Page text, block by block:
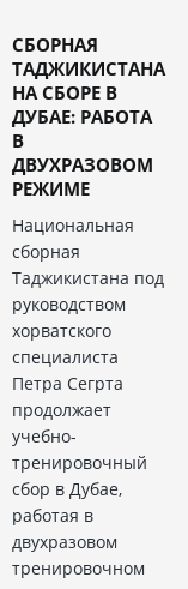
СБОРНАЯ
ТАДЖИКИСТАНА
НА СБОРЕ В
ДУБАЕ: РАБОТА
В
ДВУХРАЗОВОМ
РЕЖИМЕ
Национальная
сборная
Таджикистана под
руководством
хорватского
специалиста
Петра Сегрта
продолжает
учебно-
тренировочный
сбор в Дубае,
работая в
двухразовом
тренировочном